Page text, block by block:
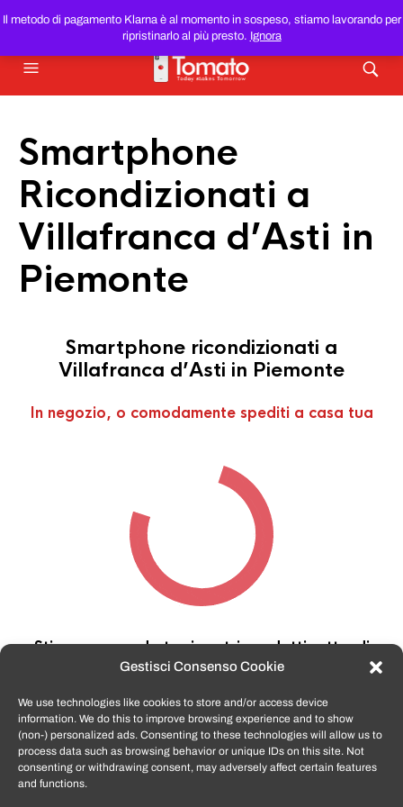
Gestisci Consenso Cookie
We use technologies like cookies to store and/or access device
information. We do this to improve browsing experience and to show
(non-) personalized ads. Consenting to these technologies will allow us to
process data such as browsing behavior or unique IDs on this site. Not
consenting or withdrawing consent, may adversely affect certain features
and functions.
Il metodo di pagamento Klarna è al momento in sospeso, stiamo lavorando per
ripristinarlo al più presto. Ignora
SMARTPHONE E TABLET RICONDIZIONATIAL MIGLIOR
PREZZO DEL WEB!
Smartphone
Ricondizionati a
Villafranca d’Asti in
Piemonte
Smartphone ricondizionati a
Villafranca d’Asti in Piemonte
In negozio, o comodamente spediti a casa tua
Stiamo cercando tra i nostri prodotti, attendi
qualche secondo…
TomatoSmartphone.itè lo shop n.1 in italia per
smartphone ricondizionati garantiti e certificati
di tutte le marche,APPLE, SAMSUNG, HUAWEI,
ONEPLUS, XIAOMI e tanto altro